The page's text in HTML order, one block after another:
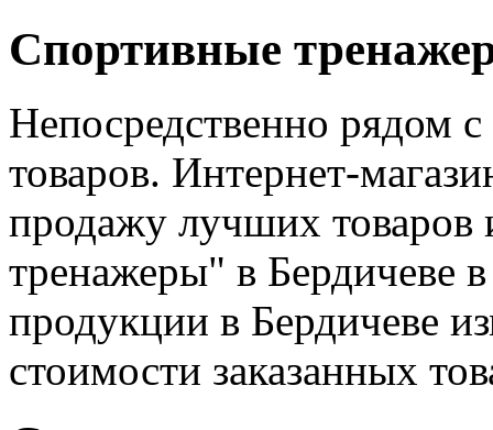
Спортивные
Непосредственно рядом
товаров. Интернет-
продажу лучших товаров
тренажеры" в Бердичеве
продукции в Бердичеве
стоимости заказанных